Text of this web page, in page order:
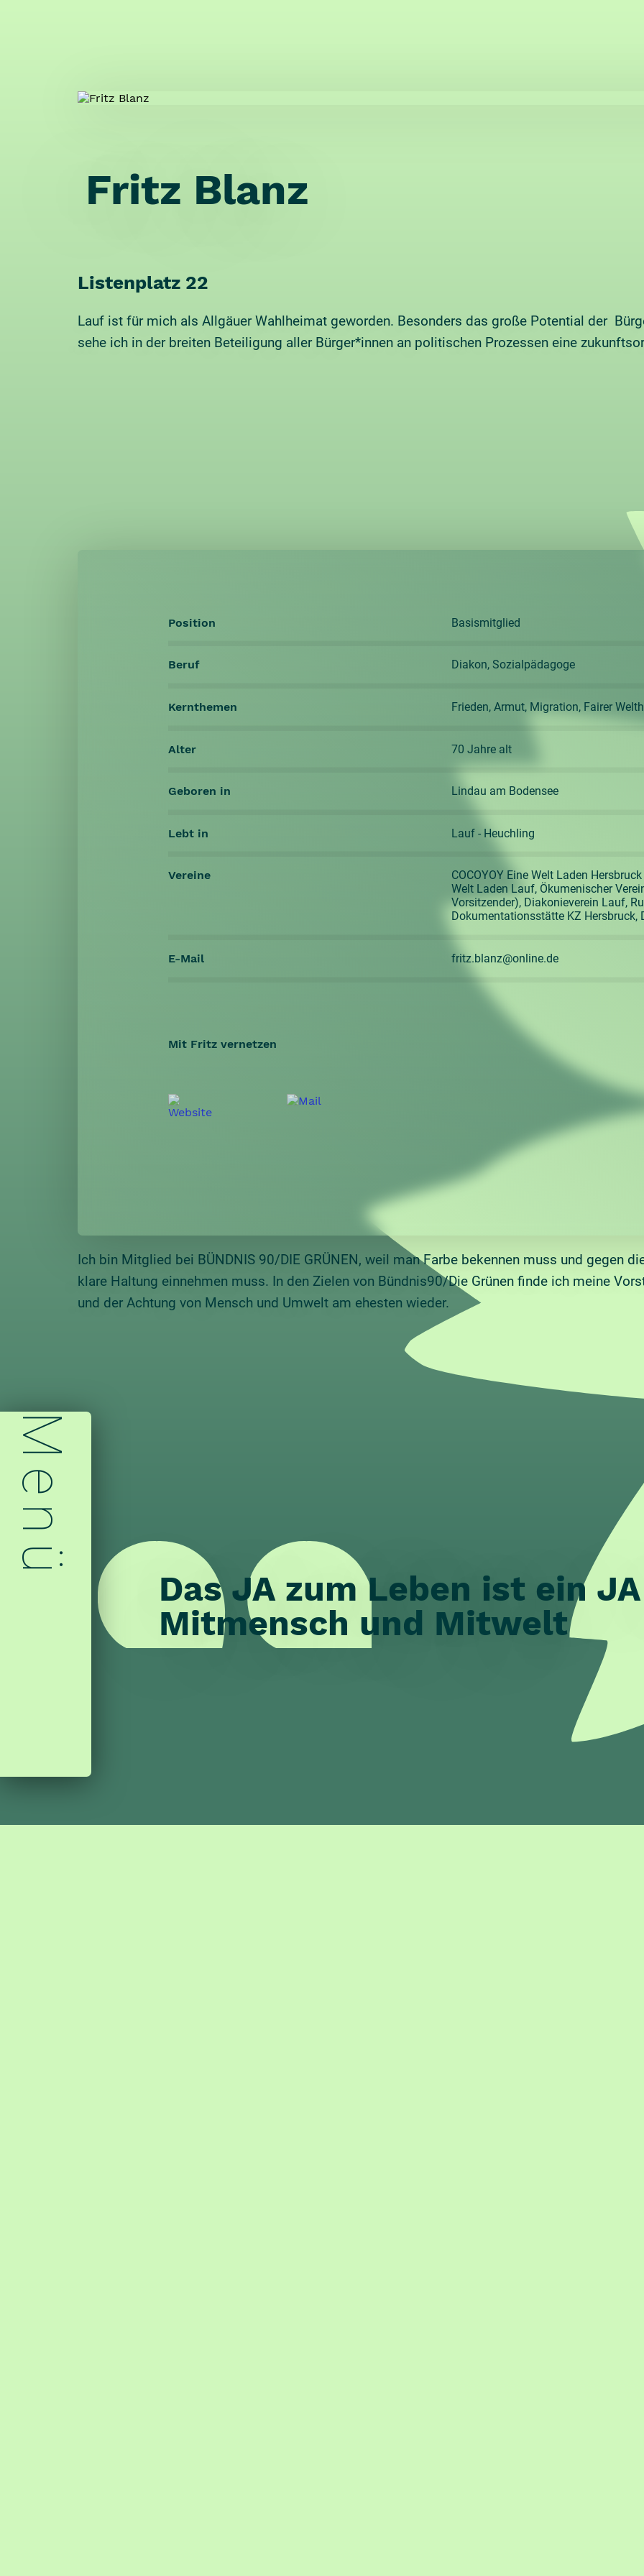
Fritz Blanz
Listenplatz 22
Lauf ist für mich als Allgäuer Wahlheimat geworden. Besonders das große Potential der
sehe ich in der breiten Beteiligung aller Bürger*innen an politischen Prozessen eine
Position Basismitglied
Beruf Diakon, Sozialpädagoge
Kernthemen Frieden, Armut, Migration, Fairer
Alter 70 Jahre alt
Geboren in Lindau am Bodensee
Lebt in Lauf - Heuchling
Vereine
COCOYOY Eine Welt Laden
Welt Laden Lauf, Ökumenischer
Vorsitzender), Diakonieverein Lauf,
Dokumentationsstätte KZ Hersbruck,
E-Mail fritz.blanz@online.de
Mit Fritz vernetzen
Ich bin Mitglied bei BÜNDNIS 90/DIE GRÜNEN, weil man Farbe bekennen muss und gegen
klare Haltung einnehmen muss. In den Zielen von Bündnis90/Die Grünen finde ich meine
und der Achtung von Mensch und Umwelt am ehesten wieder.
Das JA zum Leben ist ein
Mitmensch und Mitwelt